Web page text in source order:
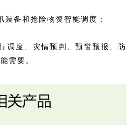
装备和抢险物资智能调度；
调度、灾情预判、预警预报、防
需要。